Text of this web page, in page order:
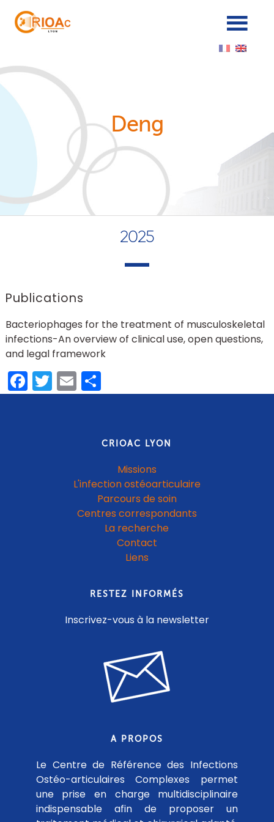
Deng
2025
Publications
Bacteriophages for the treatment of musculoskeletal
infections-An overview of clinical use, open questions,
and legal framework
Facebook
Twitter
EmailShare
CRIOAC LYON
Missions
L'infection ostéoarticulaire
Parcours de soin
Centres correspondants
La recherche
Contact
Liens
RESTEZ INFORMÉS
Inscrivez-vous à la newsletter
A PROPOS
Le Centre de Référence des Infections
Ostéo-articulaires Complexes permet
une prise en charge multidisciplinaire
indispensable afin de proposer un
Cookies management panel